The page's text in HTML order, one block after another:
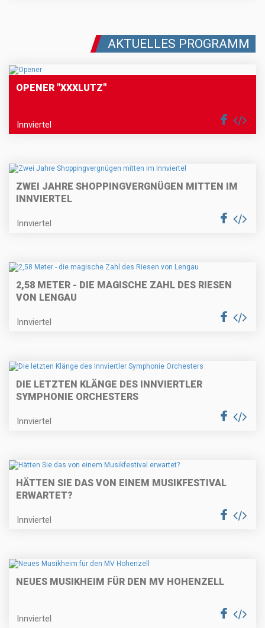
AKTUELLES PROGRAMM
OPENER "XXXLUTZ"
Innviertel
ZWEI JAHRE SHOPPINGVERGNÜGEN MITTEN IM
INNVIERTEL
Innviertel
2,58 METER - DIE MAGISCHE ZAHL DES RIESEN
VON LENGAU
Innviertel
DIE LETZTEN KLÄNGE DES INNVIERTLER
SYMPHONIE ORCHESTERS
Innviertel
HÄTTEN SIE DAS VON EINEM MUSIKFESTIVAL
ERWARTET?
Innviertel
NEUES MUSIKHEIM FÜR DEN MV HOHENZELL
Innviertel